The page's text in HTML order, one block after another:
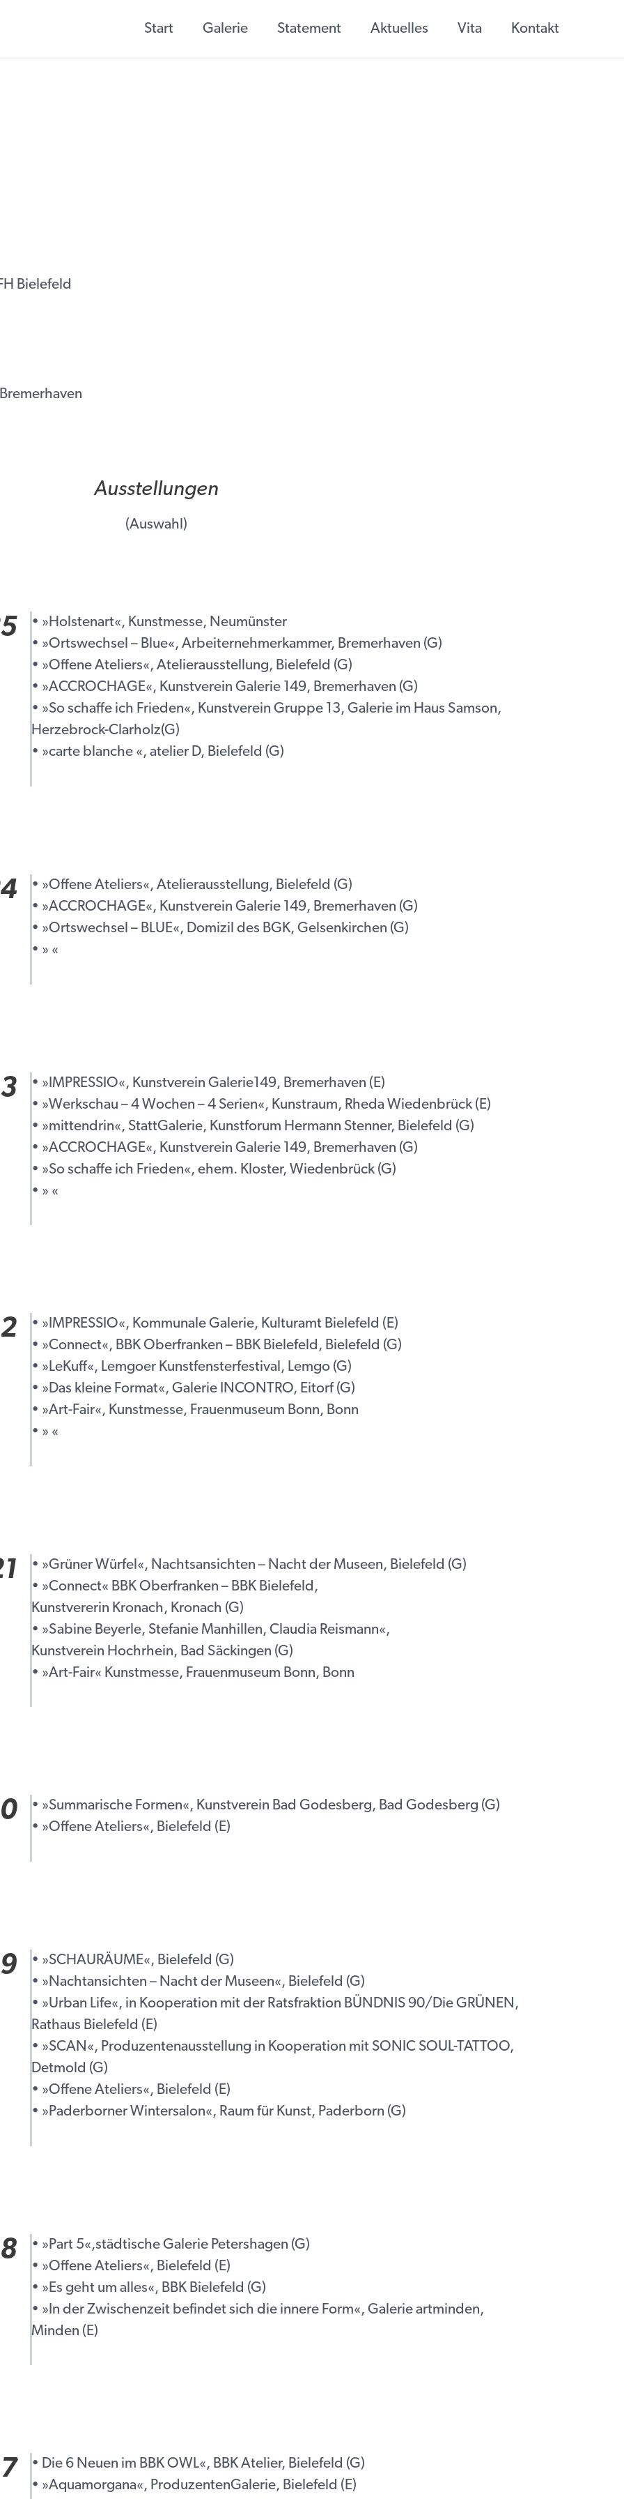
Start Galerie Statement Aktuelles Vita Kontakt
Bielefeld
Ausstellungen
(Auswahl)
• »Holstenart«, Kunstmesse, Neumünster
• »Ortswechsel – Blue«, Arbeiternehmerkammer, Bremerhaven (G)
• »Offene Ateliers«, Atelierausstellung, Bielefeld (G)
• »ACCROCHAGE«, Kunstverein Galerie 149, Bremerhaven (G)
• »So schaffe ich Frieden«, Kunstverein Gruppe 13, Galerie im Haus Samson,
Herzebrock-Clarholz(G)
• »carte blanche «, atelier D, Bielefeld (G)
• »Offene Ateliers«, Atelierausstellung, Bielefeld (G)
• »ACCROCHAGE«, Kunstverein Galerie 149, Bremerhaven (G)
• »Ortswechsel – BLUE«, Domizil des BGK, Gelsenkirchen (G)
• » «
• »IMPRESSIO«, Kunstverein Galerie149, Bremerhaven (E)
• »Werkschau – 4 Wochen – 4 Serien«, Kunstraum, Rheda Wiedenbrück (E)
• »mittendrin«, StattGalerie, Kunstforum Hermann Stenner, Bielefeld (G)
• »ACCROCHAGE«, Kunstverein Galerie 149, Bremerhaven (G)
• »So schaffe ich Frieden«, ehem. Kloster, Wiedenbrück (G)
• » «
• »IMPRESSIO«, Kommunale Galerie, Kulturamt Bielefeld (E)
• »Connect«, BBK Oberfranken – BBK Bielefeld, Bielefeld (G)
• »LeKuff«, Lemgoer Kunstfensterfestival, Lemgo (G)
• »Das kleine Format«, Galerie INCONTRO, Eitorf (G)
• »Art-Fair«, Kunstmesse, Frauenmuseum Bonn, Bonn
• » «
• »Grüner Würfel«, Nachtsansichten – Nacht der Museen, Bielefeld (G)
• »Connect« BBK Oberfranken – BBK Bielefeld,
Kunstvererin Kronach, Kronach (G)
• »Sabine Beyerle, Stefanie Manhillen, Claudia Reismann«,
Kunstverein Hochrhein, Bad Säckingen (G)
• »Art-Fair« Kunstmesse, Frauenmuseum Bonn, Bonn
• »Summarische Formen«, Kunstverein Bad Godesberg, Bad Godesberg (G)
• »Offene Ateliers«, Bielefeld (E)
• »SCHAURÄUME«, Bielefeld (G)
• »Nachtansichten – Nacht der Museen«, Bielefeld (G)
• »Urban Life«, in Kooperation mit der Ratsfraktion BÜNDNIS 90/Die GRÜNEN,
Rathaus Bielefeld (E)
• »SCAN«, Produzentenausstellung in Kooperation mit SONIC SOUL-TATTOO,
Detmold (G)
• »Offene Ateliers«, Bielefeld (E)
• »Paderborner Wintersalon«, Raum für Kunst, Paderborn (G)
• »Part 5«,städtische Galerie Petershagen (G)
• »Offene Ateliers«, Bielefeld (E)
• »Es geht um alles«, BBK Bielefeld (G)
• »In der Zwischenzeit befindet sich die innere Form«, Galerie artminden,
Minden (E)
• Die 6 Neuen im BBK OWL«, BBK Atelier, Bielefeld (G)
• »Aquamorgana«, ProduzentenGalerie, Bielefeld (E)